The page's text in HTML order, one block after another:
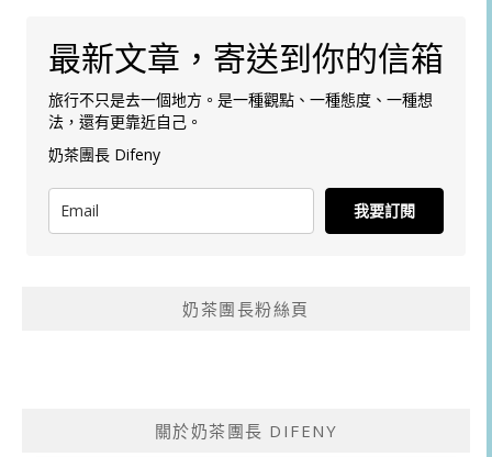
最新文章，寄送到你的信箱
旅行不只是去一個地方。是一種觀點、一種態度、一種想
法，還有更靠近自己。
奶茶團長 Difeny
我要訂閱
奶茶團長粉絲頁
關於奶茶團長 DIFENY